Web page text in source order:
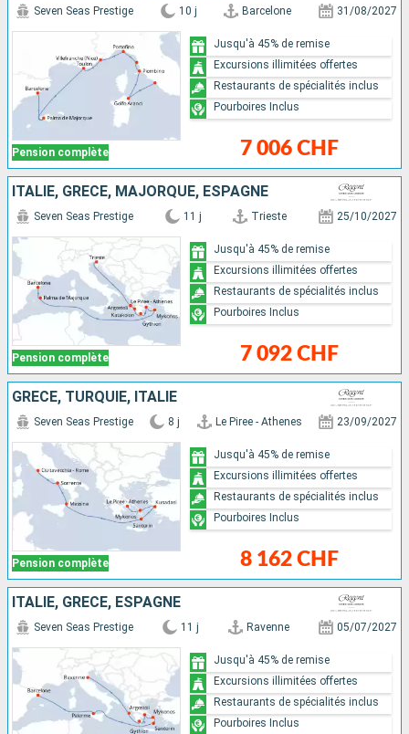
Pension complète
Seven Seas Prestige 10 j Barcelone 31/08/2027
7 006 CHF
Jusqu'à 45% de remise
Excursions illimitées offertes
Restaurants de spécialités inclus
Pourboires Inclus
ITALIE, GRÈCE, MAJORQUE, ESPAGNE
Pension complète
Seven Seas Prestige 11 j Trieste 25/10/2027
7 092 CHF
Jusqu'à 45% de remise
Excursions illimitées offertes
Restaurants de spécialités inclus
Pourboires Inclus
GRÈCE, TURQUIE, ITALIE
Pension complète
Seven Seas Prestige 8 j Le Piree - Athenes 23/09/2027
8 162 CHF
Jusqu'à 45% de remise
Excursions illimitées offertes
Restaurants de spécialités inclus
Pourboires Inclus
ITALIE, GRÈCE, ESPAGNE
Seven Seas Prestige 11 j Ravenne 05/07/2027
Jusqu'à 45% de remise
Excursions illimitées offertes
Restaurants de spécialités inclus
Pourboires Inclus